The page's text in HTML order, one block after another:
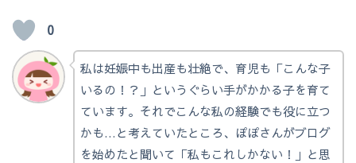
0
私は妊娠中も出産も壮絶で、育児も「こんな子
いるの！？」というぐらい手がかかる子を育て
ています。それでこんな私の経験でも役に立つ
かも…と考えていたところ、ぽぽさんがブログ
を始めたと聞いて「私もこれしかない！」と思